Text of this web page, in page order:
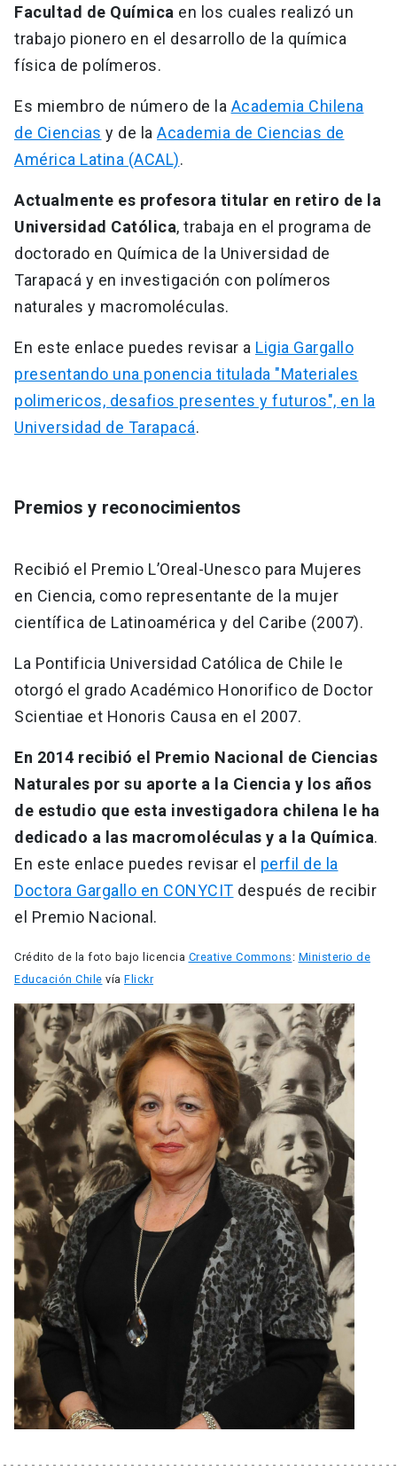
Facultad de Química en los cuales realizó un
trabajo pionero en el desarrollo de la química
física de polímeros.
Es miembro de número de la Academia Chilena
de Ciencias y de la Academia de Ciencias de
América Latina (ACAL).
Actualmente es profesora titular en retiro de la
Universidad Católica, trabaja en el programa de
doctorado en Química de la Universidad de
Tarapacá y en investigación con polímeros
naturales y macromoléculas.
En este enlace puedes revisar a Ligia Gargallo
presentando una ponencia titulada "Materiales
polimericos, desafios presentes y futuros", en la
Universidad de Tarapacá.
Premios y reconocimientos
Recibió el Premio L’Oreal-Unesco para Mujeres
en Ciencia, como representante de la mujer
científica de Latinoamérica y del Caribe (2007).
La Pontificia Universidad Católica de Chile le
otorgó el grado Académico Honorifico de Doctor
Scientiae et Honoris Causa en el 2007.
En 2014 recibió el Premio Nacional de Ciencias
Naturales por su aporte a la Ciencia y los años
de estudio que esta investigadora chilena le ha
dedicado a las macromoléculas y a la Química.
En este enlace puedes revisar el perfil de la
Doctora Gargallo en CONYCIT después de recibir
el Premio Nacional.
Crédito de la foto bajo licencia Creative Commons : Ministerio de
Educación Chile vía Flickr